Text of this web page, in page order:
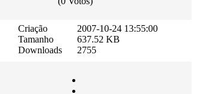
Criação
Tamanho
Downloads
2007-10-24 13:55:00
637.52 KB
2755